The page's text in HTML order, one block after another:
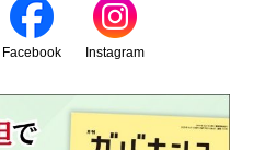
Facebook Instagram